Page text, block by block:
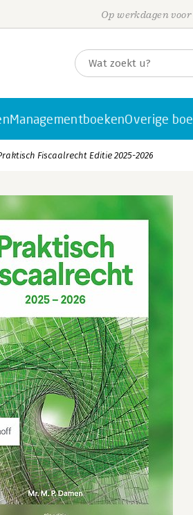
Op werkdagen
ManagementboekenOverige
Fiscaalrecht Editie 2025-2026